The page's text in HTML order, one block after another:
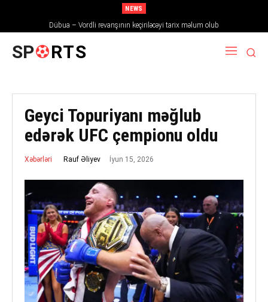
NEWS
Dübua – Vordli revanşının keçiriləcəyi tarix məlum olub
SP RTS
Geyci Topuriyanı məğlub
edərək UFC çempionu oldu
Xəbərləri Rauf Əliyev İyun 15, 2026